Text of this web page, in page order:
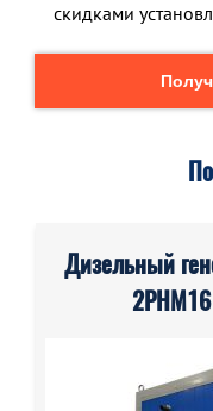
скидками
Дизельный
2РНМ16